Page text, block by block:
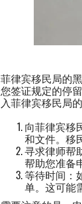
菲律宾移民局的
您签证规定的停
入菲律宾移民局
向菲律宾移
和文件。移
寻求律师帮
帮助您准备
等待时间：
单。这可能